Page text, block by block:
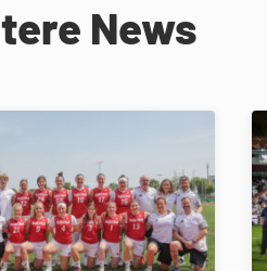
News